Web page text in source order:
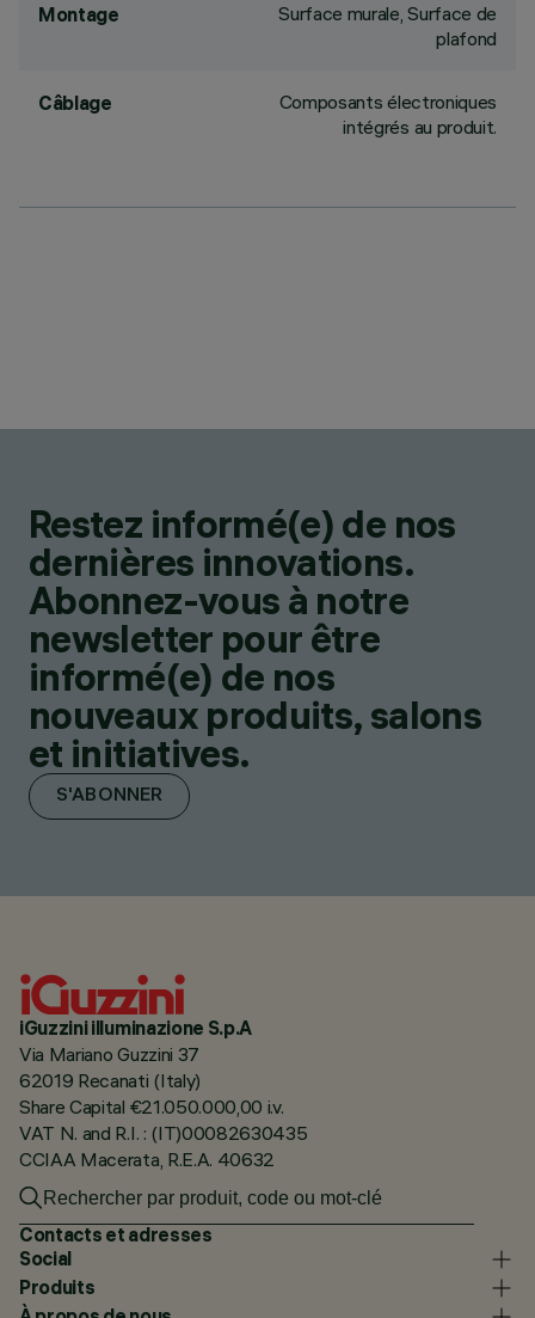
Montage
Surface murale, Surface de
plafond
Câblage
Composants électroniques
intégrés au produit.
Restez informé(e) de nos
dernières innovations.
Abonnez-vous à notre
newsletter pour être
informé(e) de nos
nouveaux produits, salons
et initiatives.
S'ABONNER
iGuzzini illuminazione S.p.A
Via Mariano Guzzini 37
62019 Recanati (Italy)
Share Capital €21.050.000,00 i.v.
VAT N. and R.I. : (IT)00082630435
CCIAA Macerata, R.E.A. 40632
Contacts et adresses
Social
Produits